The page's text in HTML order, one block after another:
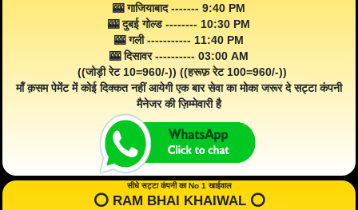
🎰 गाजियाबाद ------- 9:40 PM
🎰 दुबई गोल्ड -------- 10:30 PM
🎰 गली ----------- 11:40 PM
🎰 दिसावर ---------- 03:00 AM
((जोड़ी रेट 10=960/-)) ((हरूफ़ रेट 100=960/-))
माँ क़सम पेमेंट में कोई दिक्कत नहीं आयेगी एक बार सेवा का मोका जरूर दे सट्टा कंपनी
मैनेजर की ज़िम्मेवारी है
सीधे सट्टा कंपनी का No 1 खाईवाल
⭕️ RAM BHAI KHAIWAL ⭕️